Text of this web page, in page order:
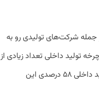
جمله شرکت‌های تولیدی رو به
تولید داخلی تعداد زیادی از
قطعات مورد نیاز را نیز راه‌اندازی کرده و توانستیم به عمق تولید داخلی ۵۸ درصدی این